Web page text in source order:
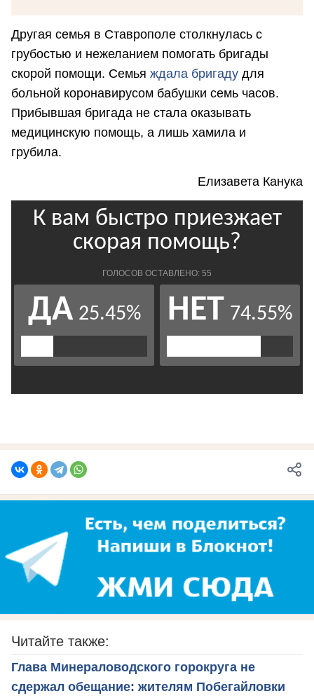
Другая семья в Ставрополе столкнулась с
грубостью и нежеланием помогать бригады
скорой помощи. Семья ждала бригаду для
больной коронавирусом бабушки семь часов.
Прибывшая бригада не стала оказывать
медицинскую помощь, а лишь хамила и
грубила.
Елизавета Канука
Читайте также:
Глава Минераловодского горокруга не
сдержал обещание: жителям Побегайловки